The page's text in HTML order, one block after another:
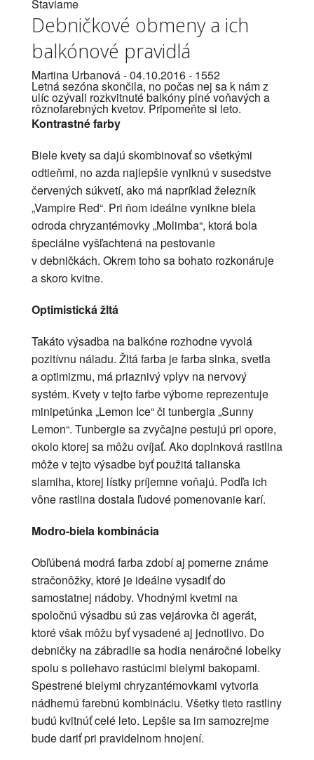
Staviame
Debničkové obmeny a ich
balkónové pravidlá
Martina Urbanová- 04.10.2016 - 1552
Letná sezóna skončila, no počas nej sa k nám z
ulíc ozývali rozkvitnuté balkóny plné voňavých a
rôznofarebných kvetov. Pripomeňte si leto.
Kontrastné farby
Biele kvety sa dajú skombinovať so všetkými
odtieňmi, no azda najlepšie vyniknú v susedstve
červených súkvetí, ako má napríklad železník
„Vampire Red“. Pri ňom ideálne vynikne biela
odroda chryzantémovky „Molimba“, ktorá bola
špeciálne vyšľachtená na pestovanie
v debničkách. Okrem toho sa bohato rozkonáruje
a skoro kvitne.
Optimistická žltá
Takáto výsadba na balkóne rozhodne vyvolá
pozitívnu náladu. Žltá farba je farba slnka, svetla
a optimizmu, má priaznivý vplyv na nervový
systém. Kvety v tejto farbe výborne reprezentuje
minipetúnka „Lemon Ice“ či tunbergia „Sunny
Lemon“. Tunbergie sa zvyčajne pestujú pri opore,
okolo ktorej sa môžu ovíjať. Ako doplnková rastlina
môže v tejto výsadbe byť použitá talianska
slamiha, ktorej lístky príjemne voňajú. Podľa ich
vône rastlina dostala ľudové pomenovanie karí.
Modro-biela kombinácia
Obľúbená modrá farba zdobí aj pomerne známe
stračonôžky, ktoré je ideálne vysadiť do
samostatnej nádoby. Vhodnými kvetmi na
spoločnú výsadbu sú zas vejárovka či agerát,
ktoré však môžu byť vysadené aj jednotlivo. Do
debničky na zábradlie sa hodia nenáročné lobelky
spolu s poliehavo rastúcimi bielymi bakopami.
Spestrené bielymi chryzantémovkami vytvoria
nádhernú farebnú kombináciu. Všetky tieto rastliny
budú kvitnúť celé leto. Lepšie sa im samozrejme
bude dariť pri pravidelnom hnojení.